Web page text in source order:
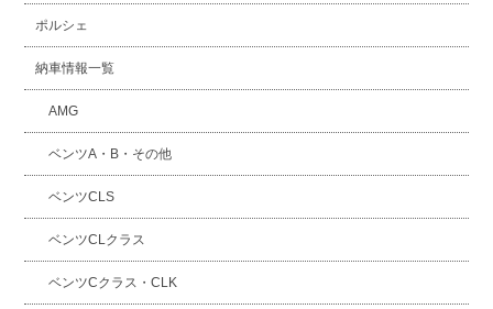
ポルシェ
納車情報一覧
AMG
ベンツA・B・その他
ベンツCLS
ベンツCLクラス
ベンツCクラス・CLK